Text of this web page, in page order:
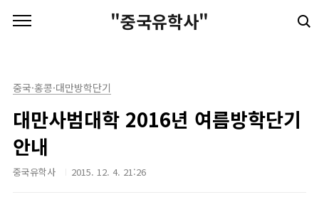
"중국유학사"
중국·홍콩·대만방학단기
대만사범대학 2016년 여름방학단기
안내
중국유학사 2015. 12. 4. 21:26